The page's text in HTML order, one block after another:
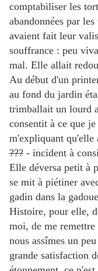
comptabiliser les
abandonnées par les
avaient fait leur
souffrance : peu
mal. Elle allait
Au début d'un
au fond du jardin
trimballait un lourd
consentit à ce que
m'expliquant qu'elle
??? - incident à
Elle déversa petit à
se mit à piétiner
gadin dans la
Histoire, pour elle,
moi, de me remettre
nous assîmes un
grande satisfaction